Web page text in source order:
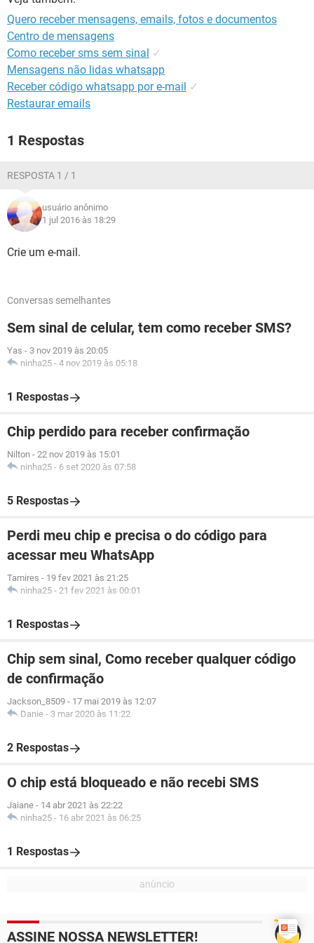
GUIA DE COMPRAS
Quero receber mensagens, emails, fotos e documentos
Centro de mensagens
Como receber sms sem sinal ✓
Mensagens não lidas whatsapp
Receber código whatsapp por e-mail ✓
Restaurar emails
1 Respostas
RESPOSTA 1 / 1
usuário anônimo
1 jul 2016 às 18:29
Crie um e-mail.
Conversas semelhantes
Sem sinal de celular, tem como receber SMS?
Yas - 3 nov 2019 às 20:05
ninha25 - 4 nov 2019 às 05:18
1 Respostas
Chip perdido para receber confirmação
Nilton - 22 nov 2019 às 15:01
ninha25 - 6 set 2020 às 07:58
5 Respostas
Perdi meu chip e precisa o do código para
acessar meu WhatsApp
Tamires - 19 fev 2021 às 21:25
ninha25 - 21 fev 2021 às 00:01
1 Respostas
Chip sem sinal, Como receber qualquer código
de confirmação
Jackson_8509 - 17 mai 2019 às 12:07
Danie - 3 mar 2020 às 11:22
2 Respostas
O chip está bloqueado e não recebi SMS
Jaiane - 14 abr 2021 às 22:22
ninha25 - 16 abr 2021 às 06:25
1 Respostas
ASSINE NOSSA NEWSLETTER!